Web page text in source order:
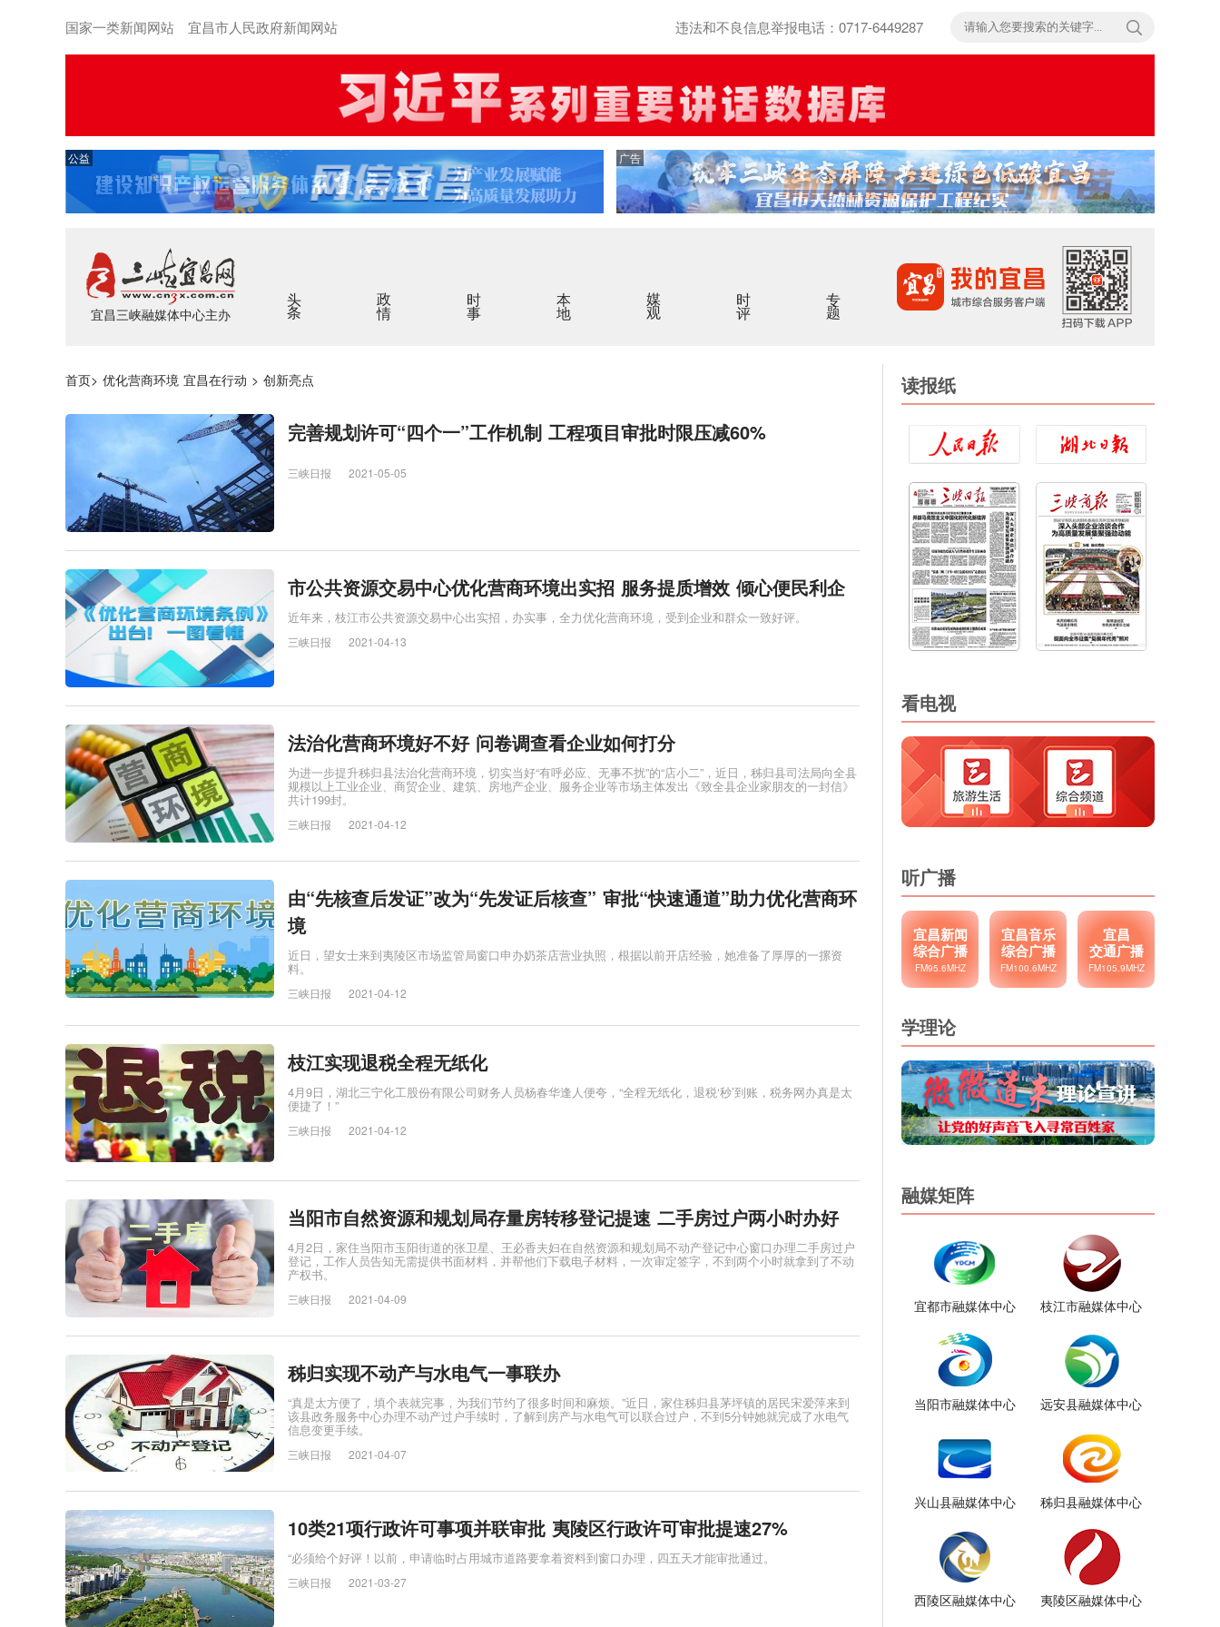
国家一类新闻网站 宜昌市人民政府新闻网站 违法和不良信息举报电话：0717-6449287
公益 广告
宜昌三峡融媒体中心主办
头条 政情 时事 本地 媒观 时评 专题
首页> 优化营商环境 宜昌在行动 > 创新亮点
完善规划许可“四个一”工作机制 工程项目审批时限压减60%
三峡日报 2021-05-05
市公共资源交易中心优化营商环境出实招 服务提质增效 倾心便民利企
近年来，枝江市公共资源交易中心出实招，办实事，全力优化营商环境，受到企业和群众一致好评。
三峡日报 2021-04-13
法治化营商环境好不好 问卷调查看企业如何打分
为进一步提升秭归县法治化营商环境，切实当好“有呼必应、无事不扰”的“店小二”，近日，秭归县司法局向全县
规模以上工业企业、商贸企业、建筑、房地产企业、服务企业等市场主体发出《致全县企业家朋友的一封信》
共计199封。
三峡日报 2021-04-12
由“先核查后发证”改为“先发证后核查” 审批“快速通道”助力优化营商环
境
近日，望女士来到夷陵区市场监管局窗口申办奶茶店营业执照，根据以前开店经验，她准备了厚厚的一摞资
料。
三峡日报 2021-04-12
枝江实现退税全程无纸化
4月9日，湖北三宁化工股份有限公司财务人员杨春华逢人便夸，“全程无纸化，退税‘秒’到账，税务网办真是太
便捷了！”
三峡日报 2021-04-12
当阳市自然资源和规划局存量房转移登记提速 二手房过户两小时办好
4月2日，家住当阳市玉阳街道的张卫星、王必香夫妇在自然资源和规划局不动产登记中心窗口办理二手房过户
登记，工作人员告知无需提供书面材料，并帮他们下载电子材料，一次审定签字，不到两个小时就拿到了不动
产权书。
三峡日报 2021-04-09
秭归实现不动产与水电气一事联办
“真是太方便了，填个表就完事，为我们节约了很多时间和麻烦。”近日，家住秭归县茅坪镇的居民宋爱萍来到
该县政务服务中心办理不动产过户手续时，了解到房产与水电气可以联合过户，不到5分钟她就完成了水电气
信息变更手续。
三峡日报 2021-04-07
10类21项行政许可事项并联审批 夷陵区行政许可审批提速27%
“必须给个好评！以前，申请临时占用城市道路要拿着资料到窗口办理，四五天才能审批通过。
三峡日报 2021-03-27
读报纸
看电视
听广播
宜昌新闻
综合广播
FM95.6MHZ
宜昌音乐
综合广播
FM100.6MHZ
宜昌
交通广播
FM105.9MHZ
学理论
融媒矩阵
宜都市融媒体中心 枝江市融媒体中心
当阳市融媒体中心 远安县融媒体中心
兴山县融媒体中心 秭归县融媒体中心
西陵区融媒体中心 夷陵区融媒体中心